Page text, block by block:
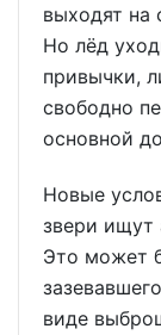
выходят на
Но лёд
привычки,
свободно
основной
Новые
звери ищут
Это может
виде